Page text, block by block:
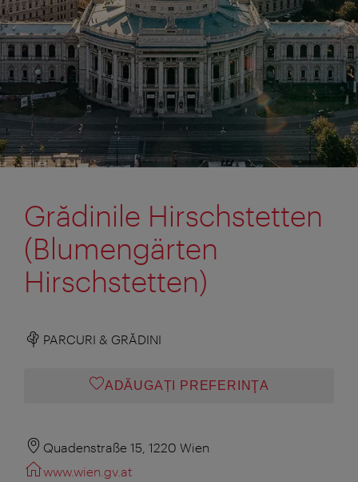
Grădinile Hirschstetten
(Blumengärten
Hirschstetten)
PARCURI & GRĂDINI
ADĂUGAȚI PREFERINŢA
Quadenstraße 15, 1220 Wien
www.wien.gv.at